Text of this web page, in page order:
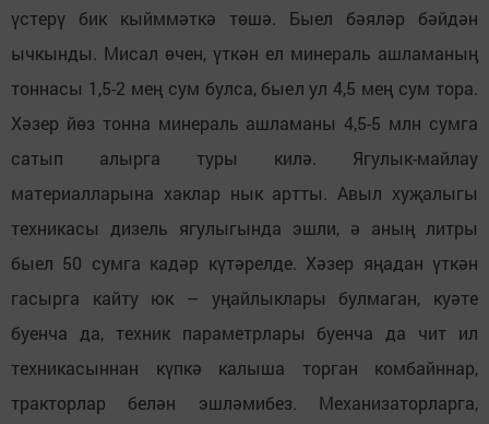
үстерү бик кыйммәткә төшә. Быел бәяләр бәйдән
ычкынды. Мисал өчен, үткән ел минераль ашламаның
тоннасы 1,5-2 мең сум булса, быел ул 4,5 мең сум тора.
Хәзер йөз тонна минераль ашламаны 4,5-5 млн сумга
сатып алырга туры килә. Ягулык-майлау
материалларына хаклар нык артты. Авыл хуҗалыгы
техникасы дизель ягулыгында эшли, ә аның литры
быел 50 сумга кадәр күтәрелде. Хәзер яңадан үткән
гасырга кайту юк – уңайлыклары булмаган, куәте
буенча да, техник параметрлары буенча да чит ил
техникасыннан күпкә калыша торган комбайннар,
тракторлар белән эшләмибез. Механизаторларга,